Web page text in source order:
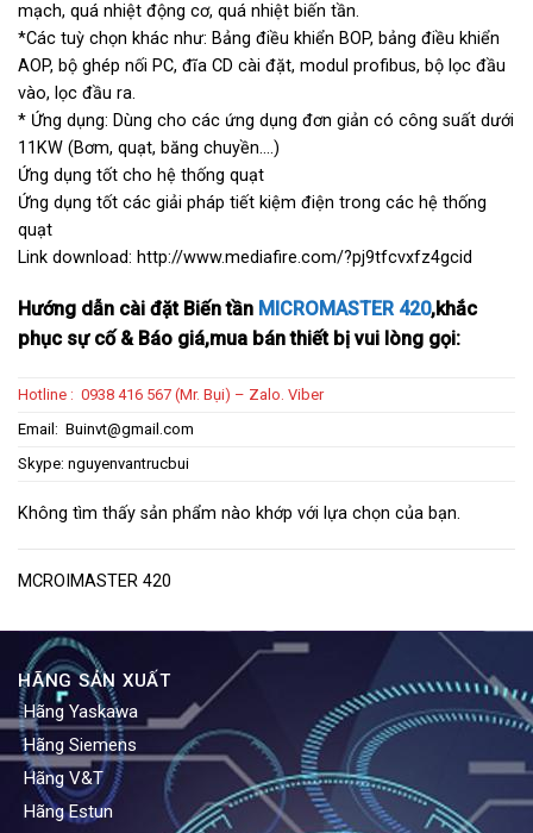
mạch, quá nhiệt động cơ, quá nhiệt biến tần.
*Các tuỳ chọn khác như: Bảng điều khiển BOP, bảng điều khiển
AOP, bộ ghép nối PC, đĩa CD cài đặt, modul profibus, bộ lọc đầu
vào, lọc đầu ra.
* Ứng dụng: Dùng cho các ứng dụng đơn giản có công suất dưới
11KW (Bơm, quạt, băng chuyền….)
Ứng dụng tốt cho hệ thống quạt
Ứng dụng tốt các giải pháp tiết kiệm điện trong các hệ thống
quạt
Link download: http://www.mediafire.com/?pj9tfcvxfz4gcid
Hướng dẫn cài đặt Biến tần MICROMASTER 420,khắc
phục sự cố & Báo giá,mua bán thiết bị vui lòng gọi:
Hotline : 0938 416 567 (Mr. Bụi) – Zalo. Viber
Email: Buinvt@gmail.com
Skype: nguyenvantrucbui
Không tìm thấy sản phẩm nào khớp với lựa chọn của bạn.
MCROIMASTER 420
HÃNG SẢN XUẤT
Hãng Yaskawa
Hãng Siemens
Hãng V&T
Hãng Estun